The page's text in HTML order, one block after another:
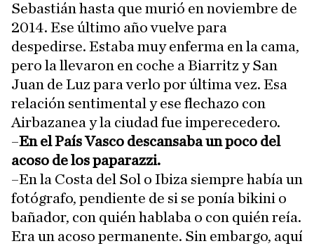
Sebastián hasta que murió en noviembre de
2014. Ese último año vuelve para
despedirse. Estaba muy enferma en la cama,
pero la llevaron en coche a Biarritz y San
Juan de Luz para verlo por última vez. Esa
relación sentimental y ese flechazo con
Airbazanea y la ciudad fue imperecedero.
–En el País Vasco descansaba un poco del
acoso de los paparazzi.
–En la Costa del Sol o Ibiza siempre había un
fotógrafo, pendiente de si se ponía bikini o
bañador, con quién hablaba o con quién reía.
Era un acoso permanente. Sin embargo, aquí